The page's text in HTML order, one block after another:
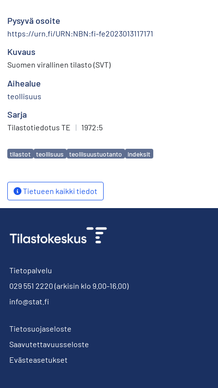
Pysyvä osoite
https://urn.fi/URN:NBN:fi-fe2023013117171
Kuvaus
Suomen virallinen tilasto (SVT)
Aihealue
teollisuus
Sarja
Tilastotiedotus TE | 1972:5
Avainsanat
tilastot teollisuus teollisuustuotanto indeksit
Tietueen kaikki tiedot
Tietopalvelu
029 551 2220 (arkisin klo 9.00-16.00)
info@stat.fi
Tietosuojaseloste
Saavutettavuusseloste
Evästeasetukset